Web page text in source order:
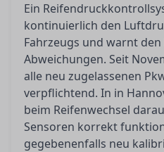
Ein
kontinuierlich den
Fahrzeugs und warnt den
Abweichungen. Seit
alle neu zugelassenen
verpflichtend. In in
beim Reifenwechsel
Sensoren korrekt
gegebenenfalls neu